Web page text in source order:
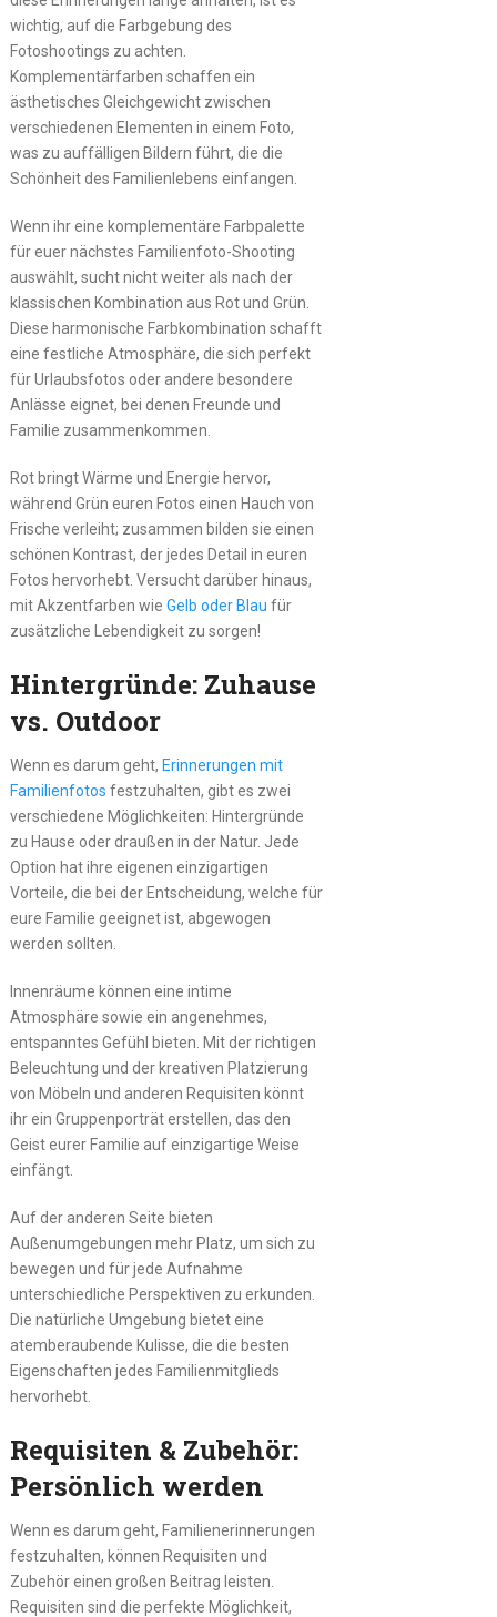
wichtig, auf die Farbgebung des
Fotoshootings zu achten.
Komplementärfarben schaffen ein
ästhetisches Gleichgewicht zwischen
verschiedenen Elementen in einem Foto,
was zu auffälligen Bildern führt, die die
Schönheit des Familienlebens einfangen.
Wenn ihr eine komplementäre Farbpalette
für euer nächstes Familienfoto-Shooting
auswählt, sucht nicht weiter als nach der
klassischen Kombination aus Rot und Grün.
Diese harmonische Farbkombination schafft
eine festliche Atmosphäre, die sich perfekt
für Urlaubsfotos oder andere besondere
Anlässe eignet, bei denen Freunde und
Familie zusammenkommen.
Rot bringt Wärme und Energie hervor,
während Grün euren Fotos einen Hauch von
Frische verleiht; zusammen bilden sie einen
schönen Kontrast, der jedes Detail in euren
Fotos hervorhebt. Versucht darüber hinaus,
mit Akzentfarben wie Gelb oder Blau für
zusätzliche Lebendigkeit zu sorgen!
Hintergründe: Zuhause
vs. Outdoor
Wenn es darum geht, Erinnerungen mit
Familienfotos festzuhalten, gibt es zwei
verschiedene Möglichkeiten: Hintergründe
zu Hause oder draußen in der Natur. Jede
Option hat ihre eigenen einzigartigen
Vorteile, die bei der Entscheidung, welche für
eure Familie geeignet ist, abgewogen
werden sollten.
Innenräume können eine intime
Atmosphäre sowie ein angenehmes,
entspanntes Gefühl bieten. Mit der richtigen
Beleuchtung und der kreativen Platzierung
von Möbeln und anderen Requisiten könnt
ihr ein Gruppenporträt erstellen, das den
Geist eurer Familie auf einzigartige Weise
einfängt.
Auf der anderen Seite bieten
Außenumgebungen mehr Platz, um sich zu
bewegen und für jede Aufnahme
unterschiedliche Perspektiven zu erkunden.
Die natürliche Umgebung bietet eine
atemberaubende Kulisse, die die besten
Eigenschaften jedes Familienmitglieds
hervorhebt.
Requisiten & Zubehör:
Persönlich werden
Wenn es darum geht, Familienerinnerungen
festzuhalten, können Requisiten und
Zubehör einen großen Beitrag leisten.
Requisiten sind die perfekte Möglichkeit,